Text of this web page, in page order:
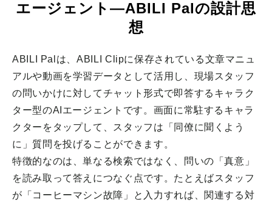
エージェント—ABILI Palの設計思
想
ABILI Palは、ABILI Clipに保存されている文章マニュ
アルや動画を学習データとして活用し、現場スタッフ
の問いかけに対してチャット形式で即答するキャラク
ター型のAIエージェントです。画面に常駐するキャラ
クターをタップして、スタッフは「同僚に聞くよう
に」質問を投げることができます。
特徴的なのは、単なる検索ではなく、問いの「真意」
を読み取って答えにつなぐ点です。たとえばスタッフ
が「コーヒーマシン故障」と入力すれば、関連する対